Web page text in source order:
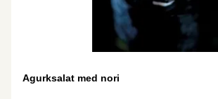
Agurksalat med nori